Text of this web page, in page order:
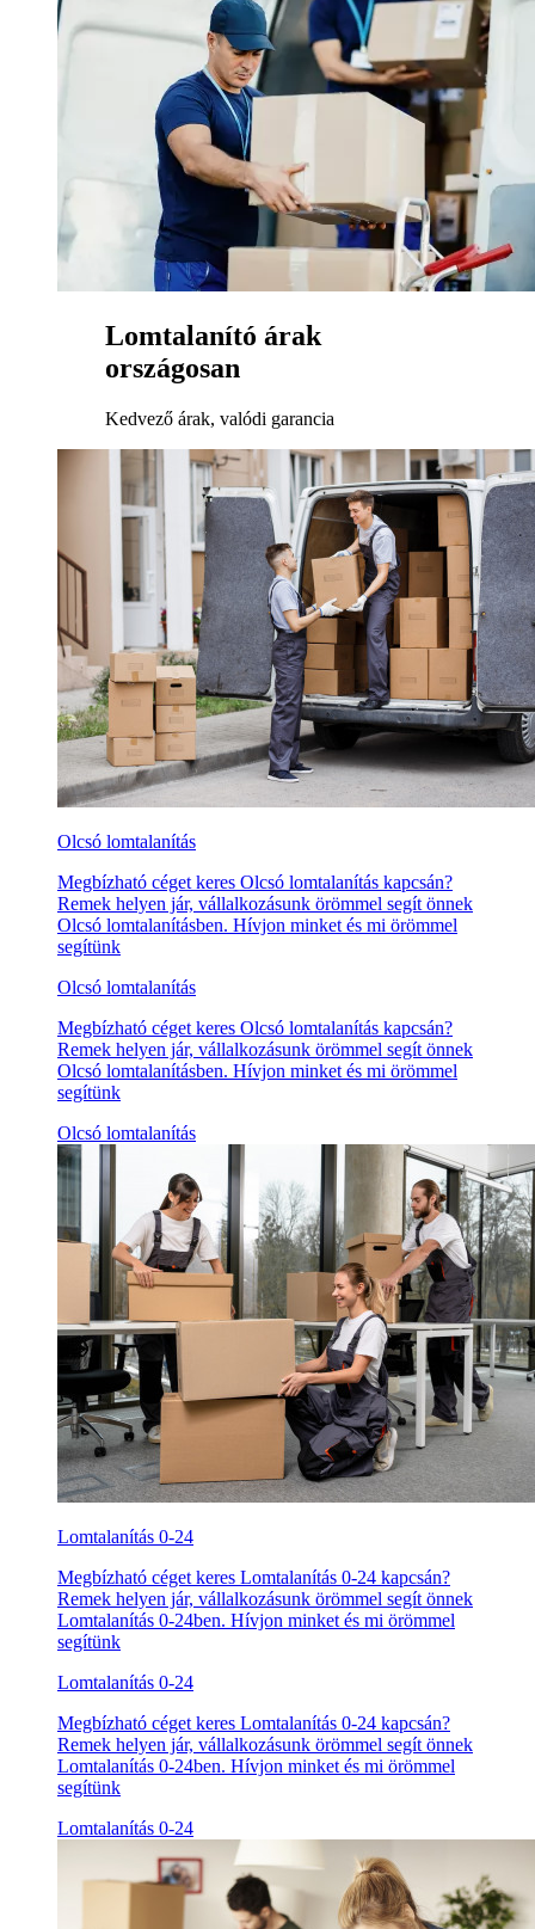
Lomtalanító árak
országosan
Kedvező árak, valódi garancia
Olcsó lomtalanítás
Megbízható céget keres Olcsó lomtalanítás kapcsán?
Remek helyen jár, vállalkozásunk örömmel segít önnek
Olcsó lomtalanításben. Hívjon minket és mi örömmel
segítünk
Olcsó lomtalanítás
Megbízható céget keres Olcsó lomtalanítás kapcsán?
Remek helyen jár, vállalkozásunk örömmel segít önnek
Olcsó lomtalanításben. Hívjon minket és mi örömmel
segítünk
Olcsó lomtalanítás
Lomtalanítás 0-24
Megbízható céget keres Lomtalanítás 0-24 kapcsán?
Remek helyen jár, vállalkozásunk örömmel segít önnek
Lomtalanítás 0-24ben. Hívjon minket és mi örömmel
segítünk
Lomtalanítás 0-24
Megbízható céget keres Lomtalanítás 0-24 kapcsán?
Remek helyen jár, vállalkozásunk örömmel segít önnek
Lomtalanítás 0-24ben. Hívjon minket és mi örömmel
segítünk
Lomtalanítás 0-24